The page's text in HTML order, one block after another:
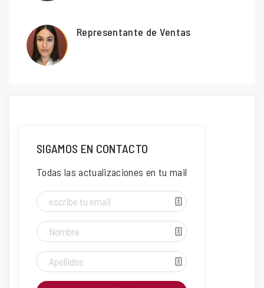
Representante de Ventas
SIGAMOS EN CONTACTO
Todas las actualizaciones en tu mail